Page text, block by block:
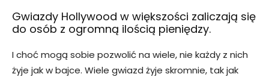
Gwiazdy Hollywood w większości zaliczają się
do osób z ogromną ilością pieniędzy.
I choć mogą sobie pozwolić na wiele, nie każdy z nich
żyje jak w bajce. Wiele gwiazd żyje skromnie, tak jak